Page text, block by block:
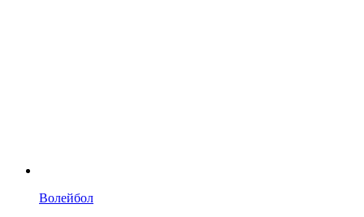
Волейбол